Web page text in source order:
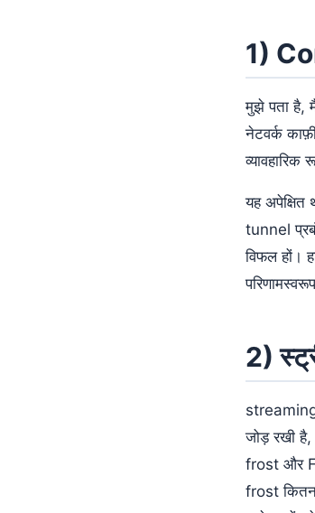
1)
मुझे पता है,
नेटवर्क
यह
tunnel
विफल हों।
2)
streaming
जोड़ रखी
frost और
frost